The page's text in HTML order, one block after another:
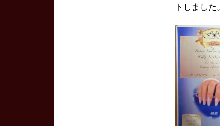
トしました